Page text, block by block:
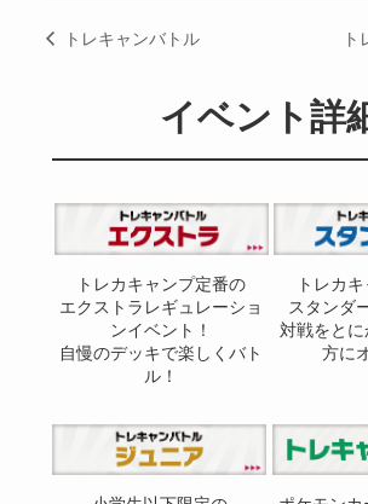
トレキャンバトル ト
イベント詳
トレカキャンプ定番の
エクストラレギュレーショ
ンイベント！
自慢のデッキで楽しくバト
ル！
トレカ
スタンダ
対戦をと
方に